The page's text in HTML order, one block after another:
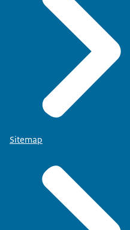
Sitemap